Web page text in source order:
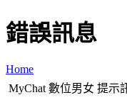
錯誤訊息
Home
MyChat 數位男女 提示